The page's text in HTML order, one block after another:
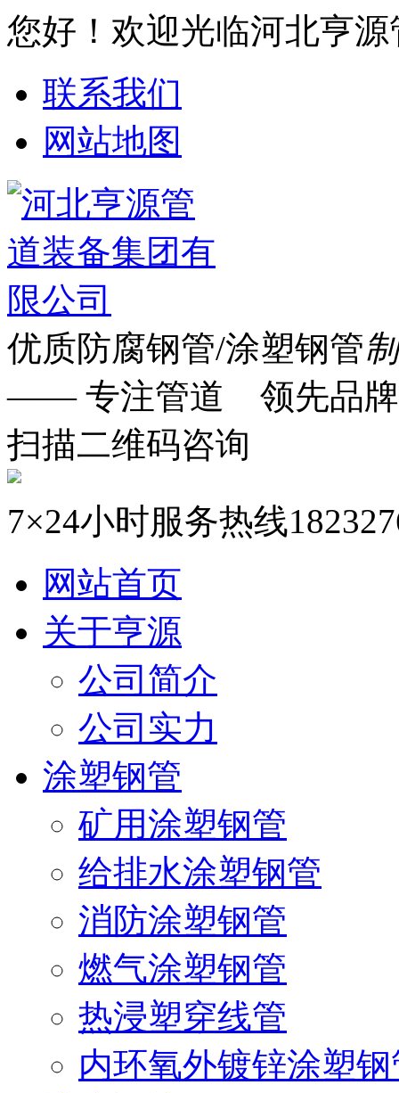
您好！欢迎光临河北亨
联系我们
网站地图
优质防腐钢管/涂塑钢管
—— 专注管道 领先品
扫描二维码咨询
7×24小时服务热线
网站首页
关于亨源
公司简介
公司实力
涂塑钢管
矿用涂塑钢管
给排水涂塑钢管
消防涂塑钢管
燃气涂塑钢管
热浸塑穿线管
内环氧外镀锌涂塑钢